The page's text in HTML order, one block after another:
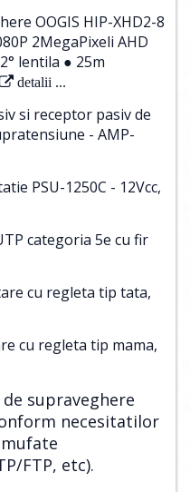
OOGIS HIP-XHD2-8
2MegaPixeli AHD
lentila ● 25m
detalii ...
si receptor pasiv de
- AMP-
PSU-1250C - 12Vcc,
categoria 5e cu fir
cu regleta tip tata,
cu regleta tip mama,
supraveghere
necesitatilor
FTP, etc).